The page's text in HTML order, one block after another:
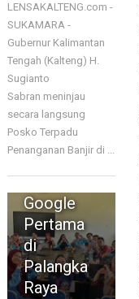
LENSAKALTENG.com -
SUKAMARA -
Gubernur Kalimantan
Tengah (Kalteng) H.
Sugianto
Sabran meninjau
secara langsung
Posko Terpadu
Penanganan Banjir di ...
PALANGKA
RAYA
SMPN 6
Rujukan
Google
Pertama
di
Palangka
Raya